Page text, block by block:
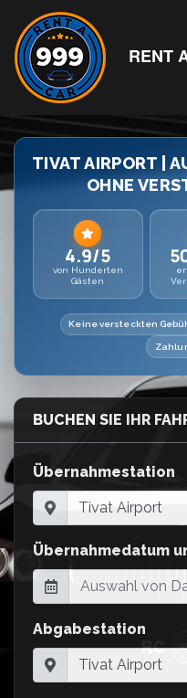
RENT
TIVAT AIRPORT |
OHNE
4.9/5
von Hunderten
Gästen
Keine versteckten
BUCHEN SIE IHR
Übernahmestation
Übernahmedatum
Abgabestation